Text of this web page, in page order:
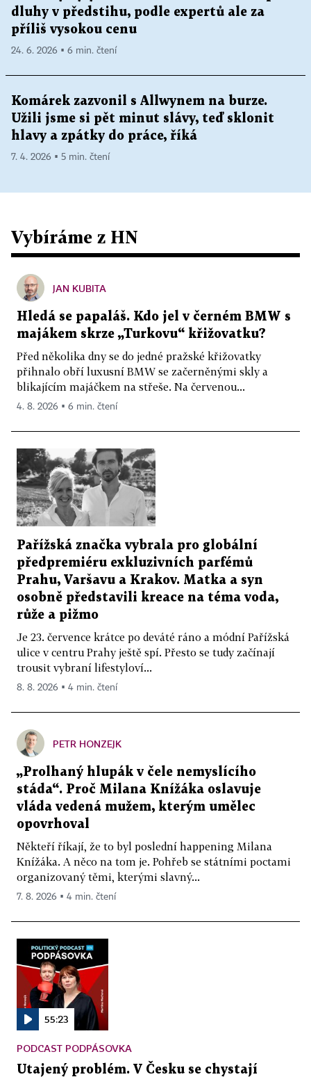
dluhy v předstihu, podle expertů ale za
příliš vysokou cenu
24. 6. 2026 ▪ 6 min. čtení
Komárek zazvonil s Allwynem na burze.
Užili jsme si pět minut slávy, teď sklonit
hlavy a zpátky do práce, říká
7. 4. 2026 ▪ 5 min. čtení
Vybíráme z HN
JAN KUBITA
Hledá se papaláš. Kdo jel v černém BMW s
majákem skrze „Turkovu“ křižovatku?
Před několika dny se do jedné pražské křižovatky
přihnalo obří luxusní BMW se začerněnými skly a
blikajícím majáčkem na střeše. Na červenou...
4. 8. 2026 ▪ 6 min. čtení
Pařížská značka vybrala pro globální
předpremiéru exkluzivních parfémů
Prahu, Varšavu a Krakov. Matka a syn
osobně představili kreace na téma voda,
růže a pižmo
Je 23. července krátce po deváté ráno a módní Pařížská
ulice v centru Prahy ještě spí. Přesto se tudy začínají
trousit vybraní lifestyloví...
8. 8. 2026 ▪ 4 min. čtení
PETR HONZEJK
„Prolhaný hlupák v čele nemyslícího
stáda“. Proč Milana Knížáka oslavuje
vláda vedená mužem, kterým umělec
opovrhoval
Někteří říkají, že to byl poslední happening Milana
Knížáka. A něco na tom je. Pohřeb se státními poctami
organizovaný těmi, kterými slavný...
7. 8. 2026 ▪ 4 min. čtení
55:23
PODCAST PODPÁSOVKA
Utajený problém. V Česku se chystají